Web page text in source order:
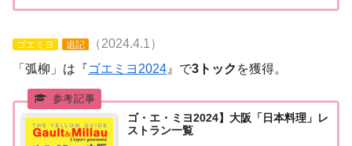
ゴエミヨ 追記
（2024.4.1）
「弧柳」は『ゴエミヨ2024 』で3トック を獲得。
ゴ・エ・ミヨ2024】大阪「日本料理」レ
ストラン一覧